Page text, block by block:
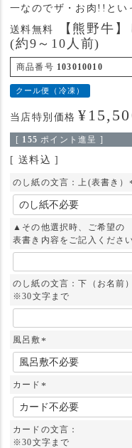
一なのでザ・お肉!!とい
送料無料
【熊野牛
(約9～10人前)
商品番号 103010010
クール便（冷凍）
当店特別価格 ¥
[ 155 ポイント進呈 ]
送料込
のし紙の文言：上(表書き）
(
)
▲その他選択時、ご希望の
表書き内容をご記入くださ
のし紙の文言：下（お名前）
※30文字まで
風呂敷
(
必
須
カード
(
必
須
)
カードの文言：
※30文字まで